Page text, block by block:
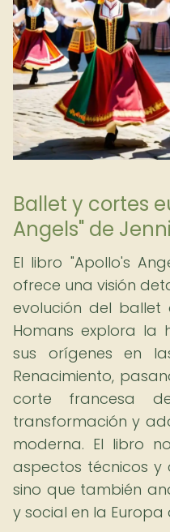
Ballet y cortes
Angels" de
El libro "Apollo's
ofrece una visión
evolución del
Homans explora la
sus orígenes en
Renacimiento,
corte francesa
transformación y
moderna. El libro
aspectos técnicos
sino que también
y social en la